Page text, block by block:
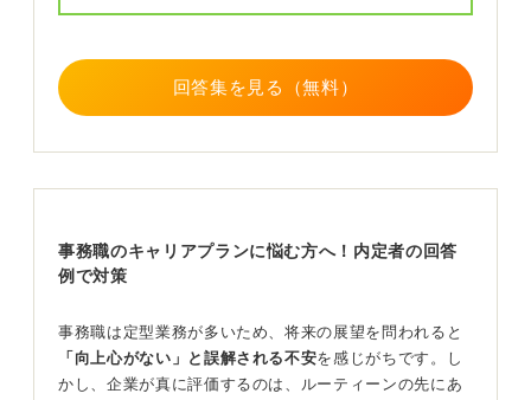
ていたことをよく覚えています。
また社歴が長くなってくれば、自分自身の業務やスキル
アップのことだけでなく、事務業務全体のマネジメント
や後輩の指導なども仕事の一つになってきます。これら
回答集を見る（無料）
事務職のキャリアプランに悩む方へ！内定者の回答
例で対策
事務職は定型業務が多いため、将来の展望を問われると
「向上心がない」と誤解される不安を感じがちです。し
かし、企業が真に評価するのは、ルーティーンの先にあ